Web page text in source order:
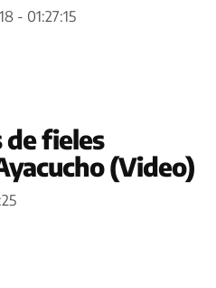
- 01:27:15
de fieles
(Video)